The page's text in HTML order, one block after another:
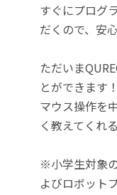
すぐにプログ
だくので、安
ただいま
とができます！
マウス操作を
く教えてくれ
※小学生対象
よびロボット